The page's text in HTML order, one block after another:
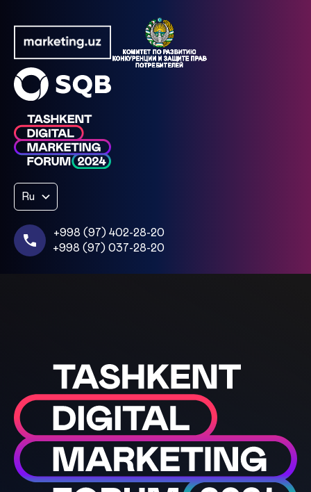
Ru
+998 (97) 402-28-20
+998 (97) 037-28-20